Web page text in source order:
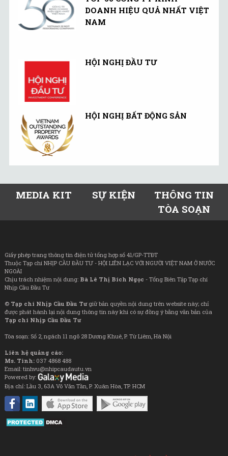
DOANH HIỆU QUẢ NHẤT VIỆT
NAM
HỘI NGHỊ ĐẦU TƯ
HỘI NGHỊ BẤT ĐỘNG SẢN
MEDIA KIT SỰ KIỆN
THÔNG TIN
TÒA SOẠN
Giấy phép trang thông tin điện tử tổng hợp số 41/GP-TTĐT
Thuộc Tạp chí NHỊP CẦU ĐẦU TƯ - HỘI LIÊN LẠC VỚI NGƯỜI VIỆT NAM Ở NƯỚC
NGOÀI
Chịu trách nhiệm nội dung: Bà Lê Thị Bích Ngọc - Tổng Biên Tập Tạp chí
Nhịp Cầu Đầu Tư
© Tạp chí Nhịp Cầu Đầu Tưgiữ bản quyền nội dung trên website này; chỉ
được phát hành lại nội dung thông tin này khi có sự đồng ý bằng văn bản của
Tạp chí Nhịp Cầu Đầu Tư
Tòa soạn: Số 2, ngách 11 ngõ 28 Dương Khuê, P. Từ Liêm, Hà Nội
Liên hệ quảng cáo:
Ms. Tình: 037 4868 488
Email: tinhvu@nhipcaudautu.vn
Powered by:
Địa chỉ: Lầu 3, 63A Võ Văn Tần, P. Xuân Hòa, TP. HCM